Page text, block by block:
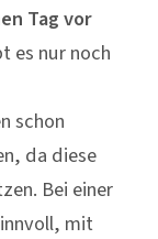
Tag vor
es nur noch
schon
da diese
Bei einer
mit